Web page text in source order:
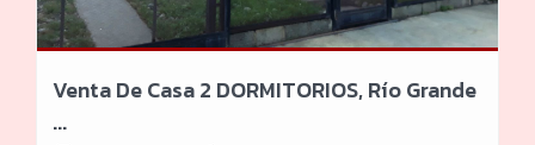
Venta De Casa 2 DORMITORIOS, Río Grande
...